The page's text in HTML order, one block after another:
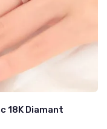
18K Diamant